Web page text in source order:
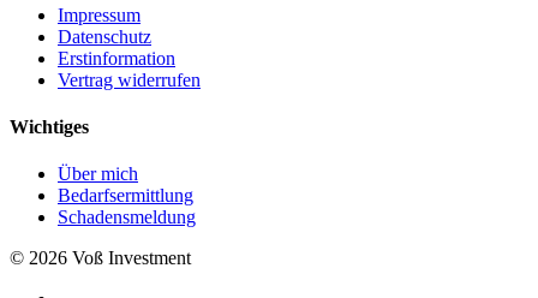
Impressum
Datenschutz
Erstinformation
Vertrag widerrufen
Wichtiges
Über mich
Bedarfsermittlung
Schadensmeldung
© 2026 Voß Investment